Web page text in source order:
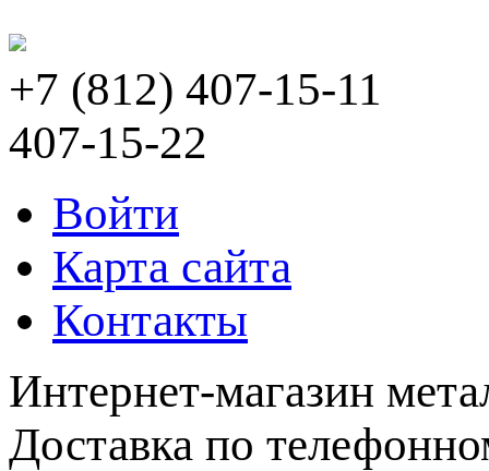
+7 (812) 407-15-11
407-15-22
Войти
Карта сайта
Контакты
Интернет-магазин
Доставка по